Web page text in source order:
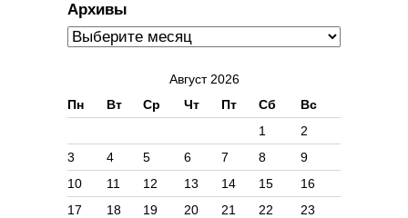
Архивы
Август 2026
Пн
Вт Ср Чт Пт Сб Вс
1
2
3
4 5 6 7 8
9
10
11 12 13 14 15
16
17
18 19 20 21 22
23